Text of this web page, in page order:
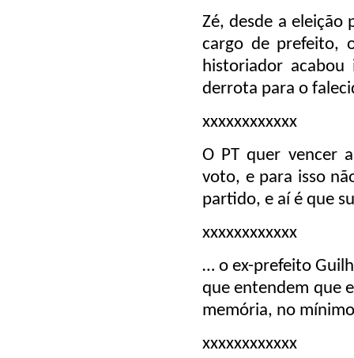
Zé, desde a eleição
cargo de prefeito,
historiador
derrota para o
xxxxxxxxxxxx
O PT quer vencer
voto, e para isso
partido, e aí é que
xxxxxxxxxxxx
… o ex-prefeito
que entendem que
memória, no
xxxxxxxxxxxx